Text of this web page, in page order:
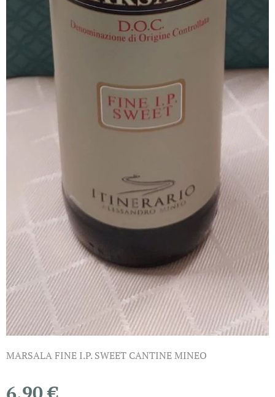
MARSALA FINE I.P. SWEET CANTINE MINEO